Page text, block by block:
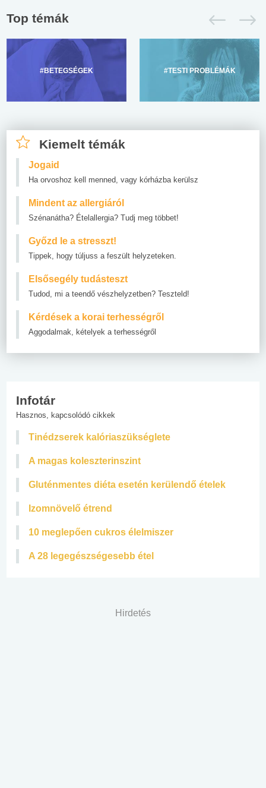
Top témák
#BETEGSÉGEK #TESTI PROBLÉMÁK
Kiemelt témák
Jogaid
Ha orvoshoz kell menned, vagy kórházba kerülsz
Mindent az allergiáról
Szénanátha? Ételallergia? Tudj meg többet!
Győzd le a stresszt!
Tippek, hogy túljuss a feszült helyzeteken.
Elsősegély tudásteszt
Tudod, mi a teendő vészhelyzetben? Teszteld!
Kérdések a korai terhességről
Aggodalmak, kételyek a terhességről
Infotár
Hasznos, kapcsolódó cikkek
Tinédzserek kalóriaszükséglete
A magas koleszterinszint
Gluténmentes diéta esetén kerülendő ételek
Izomnövelő étrend
10 meglepően cukros élelmiszer
A 28 legegészségesebb étel
Hirdetés